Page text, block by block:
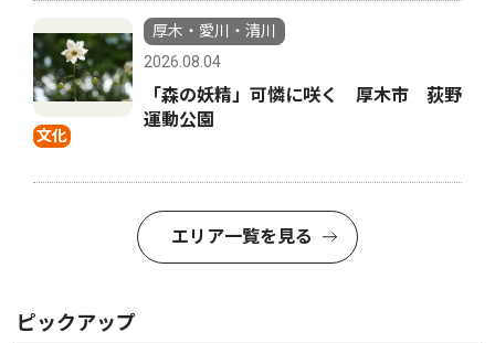
文化
厚木・愛川・清川
2026.08.04
「森の妖精」可憐に咲く 厚木市 荻野
運動公園
エリア一覧を見る
ピックアップ